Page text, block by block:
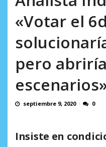
«Votar el
pero
septiembre 9, 2020 0
Insiste en